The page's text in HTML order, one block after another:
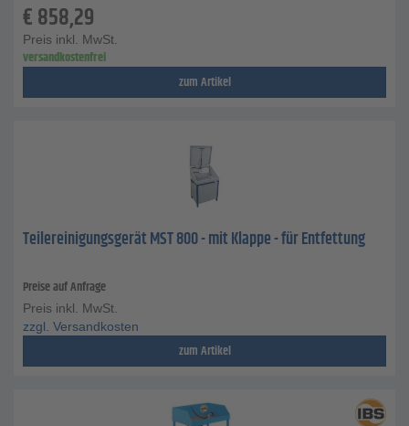
€858,29
Preis inkl. MwSt.
versandkostenfrei
zum Artikel
Teilereinigungsgerät MST 800 - mit Klappe - für Entfettung
Preise auf Anfrage
Preis inkl. MwSt.
zzgl. Versandkosten
zum Artikel